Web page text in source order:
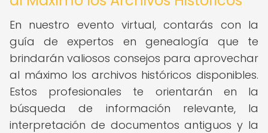
En nuestro evento virtual, contarás con la
guía de expertos en genealogía que te
brindarán valiosos consejos para aprovechar
al máximo los archivos históricos disponibles.
Estos profesionales te orientarán en la
búsqueda de información relevante, la
interpretación de documentos antiguos y la